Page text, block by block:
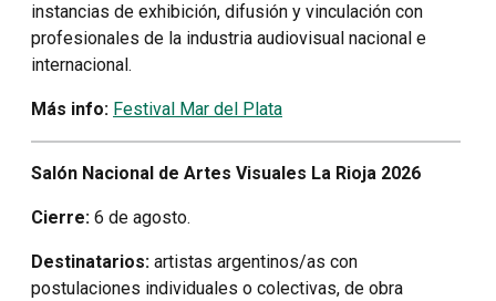
instancias de exhibición, difusión y vinculación con
profesionales de la industria audiovisual nacional e
internacional.
Más info: Festival Mar del Plata
Salón Nacional de Artes Visuales La Rioja 2026
Cierre: 6 de agosto.
Destinatarios: artistas argentinos/as con
postulaciones individuales o colectivas, de obra